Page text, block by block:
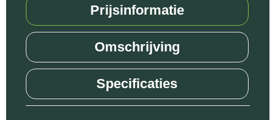
Prijsinformatie
Omschrijving
Specificaties